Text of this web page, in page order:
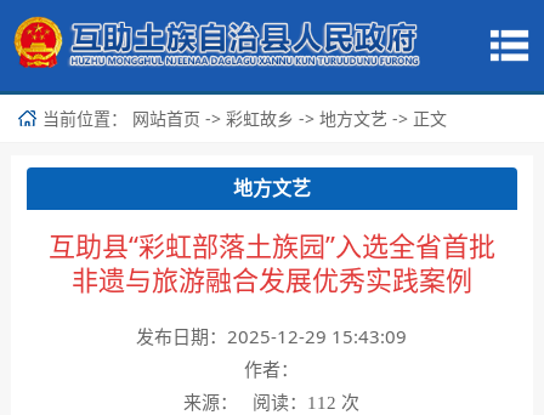
当前位置： 网站首页 -> 彩虹故乡 -> 地方文艺 -> 正文
地方文艺
互助县“彩虹部落土族园”入选全省首批
非遗与旅游融合发展优秀实践案例
发布日期：2025-12-29 15:43:09
作者：
来源： 阅读：
112 次